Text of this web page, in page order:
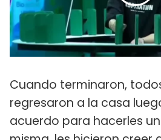
Cuando terminaron,
regresaron a la casa
acuerdo para hacerles